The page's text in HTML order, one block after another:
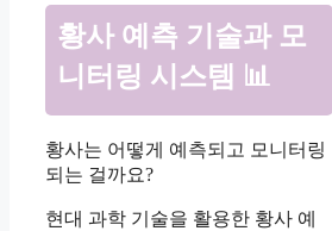
황사 예측 기술과 모
니터링 시스템 📊
황사는 어떻게 예측되고 모니터링
되는 걸까요?
현대 과학 기술을 활용한 황사 예